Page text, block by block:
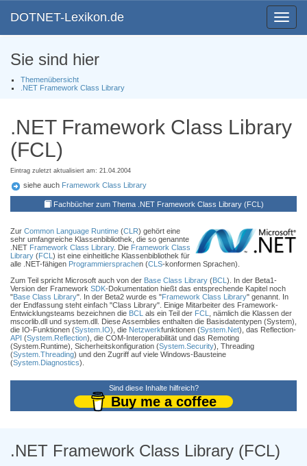
Toggle
DOTNET-Lexikon.de
Sie sind hier
Themenübersicht
.NET Framework Class Library
.NET Framework Class Library
(FCL)
Eintrag zuletzt aktualisiert am: 21.04.2004
siehe auch Framework Class Library
Fachbücher zum Thema .NET Framework Class Library (FCL)
Zur Common Language Runtime (CLR) gehört eine
sehr umfangreiche Klassenbibliothek, die so genannte
.NET Framework Class Library. Die Framework Class
Library (FCL ) ist eine einheitliche Klassenbibliothek für
alle .NET-fähigen Programmiersprachen (CLS-konformen Sprachen).
Zum Teil spricht Microsoft auch von der Base Class Library (BCL ). In der Beta1-
Version der Framework SDK-Dokumentation hießt das entsprechende Kapitel noch
"Base Class Library". In der Beta2 wurde es "Framework Class Library" genannt. In
der Endfassung steht einfach "Class Library". Einige Mitarbeiter des Framework-
Entwicklungsteams bezeichnen die BCL als ein Teil der FCL
, nämlich die Klassen der
mscorlib.dll und system.dll. Diese Assemblies enthalten die Basisdatentypen (System),
die IO-Funktionen (System.IO), die Netzwerkfunktionen (System.Net), das Reflection-
API (System.Reflection), die COM-Interoperabilität und das Remoting
(System.Runtime), Sicherheitskonfiguration (System.Security), Threading
(System.Threading) und den Zugriff auf viele Windows-Bausteine
(System.Diagnostics).
Sind diese Inhalte hilfreich?
Buy me a coffee
.NET Framework Class Library (FCL)